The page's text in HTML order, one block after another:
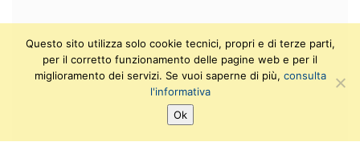
Questo sito utilizza solo cookie tecnici, propri e di terze parti,
per il corretto funzionamento delle pagine web e per il
miglioramento dei servizi. Se vuoi saperne di più, consulta
l'informativa
Ok